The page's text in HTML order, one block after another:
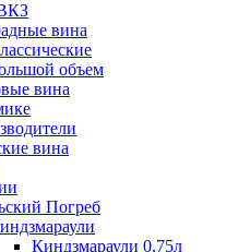
вина
объем
вина
вина
Погреб
Киндзмараули 0,75л